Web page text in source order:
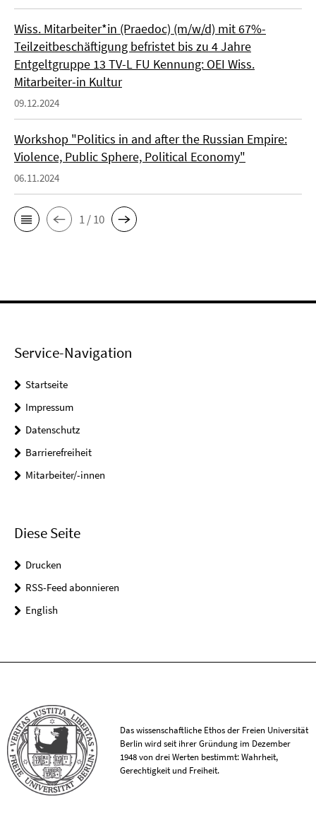
Wiss. Mitarbeiter*in (Praedoc) (m/w/d) mit 67%-
Teilzeitbeschäftigung befristet bis zu 4 Jahre
Entgeltgruppe 13 TV-L FU Kennung: OEI Wiss.
Mitarbeiter-in Kultur
09.12.2024
Workshop "Politics in and after the Russian Empire:
Violence, Public Sphere, Political Economy"
06.11.2024
1 / 10
Service-Navigation
Startseite
Impressum
Datenschutz
Barrierefreiheit
Mitarbeiter/-innen
Diese Seite
Drucken
RSS-Feed abonnieren
English
Das wissenschaftliche Ethos der Freien Universität
Berlin wird seit ihrer Gründung im Dezember
1948 von drei Werten bestimmt: Wahrheit,
Gerechtigkeit und Freiheit.